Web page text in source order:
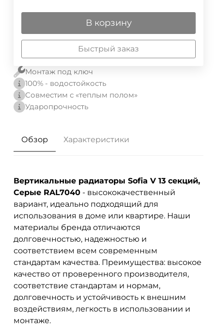
В корзину
Быстрый заказ
Монтаж под ключ
100% - водостойкость
Совместим с «теплым полом»
Ударопрочность
Обзор Характеристики
Вертикальные радиаторы Sofia V 13 секций,
Серые RAL7040 - высококачественный
вариант, идеально подходящий для
использования в доме или квартире. Наши
материалы бренда отличаются
долговечностью, надежностью и
соответствием всем современным
стандартам качества. Преимущества: высокое
качество от проверенного производителя,
соответствие стандартам и нормам,
долговечность и устойчивость к внешним
воздействиям, легкость в использовании и
монтаже.